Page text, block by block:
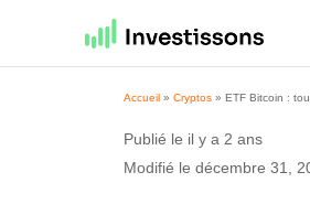
Accueil » Cryptos » ETF Bitcoin :
Publié le il y a 2 ans
Modifié le décembre 31,